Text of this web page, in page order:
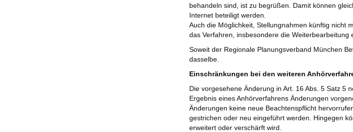
behandeln sind, ist zu begrüßen. Damit können
Internet beteiligt werden.
Auch die Möglichkeit, Stellungnahmen künftig nicht
das Verfahren, insbesondere die Weiterbearbeitung
Soweit der Regionale Planungsverband München
dasselbe.
Einschränkungen bei den weiteren
Die vorgesehene Änderung in Art. 16 Abs. 5 Satz 5
Ergebnis eines Anhörverfahrens Änderungen
Änderungen keine neue Beachtenspflicht
gestrichen oder neu eingeführt werden. Hingegen
erweitert oder verschärft wird.